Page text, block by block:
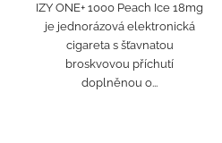
IZY ONE+ 1000 Peach Ice 18mg
je jednorázová elektronická
cigareta s šťavnatou
broskvovou příchutí
doplněnou o...